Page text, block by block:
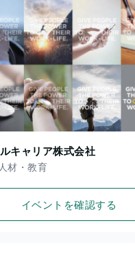
キャリア株式会社
材・教育
イベントを確認する